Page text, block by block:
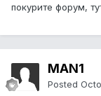
покурите форум,
MAN1
Posted